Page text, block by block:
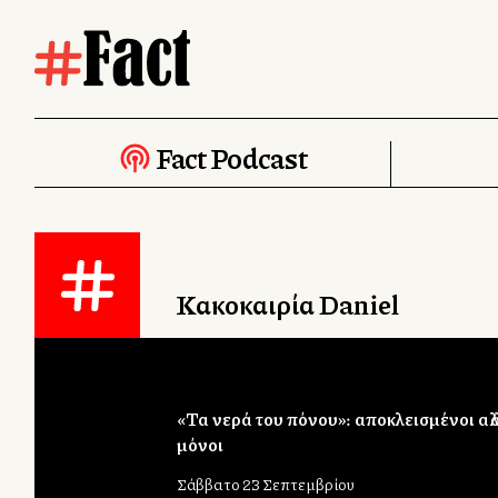
Fact Podcast
Κακοκαιρία Daniel
«Τα νερά του πόνου»: αποκλεισμένοι
μόνοι
Σάββατο 23 Σεπτεμβρίου